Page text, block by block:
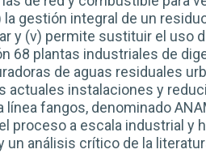
gestión integral de un
y (v) permite sustituir el uso
68 plantas industriales de
de aguas residuales
actuales instalaciones y
fangos, denominado
proceso a escala industrial y
análisis crítico de la